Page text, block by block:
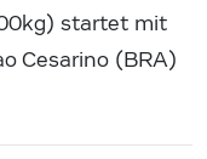
startet mit
Cesarino (BRA)